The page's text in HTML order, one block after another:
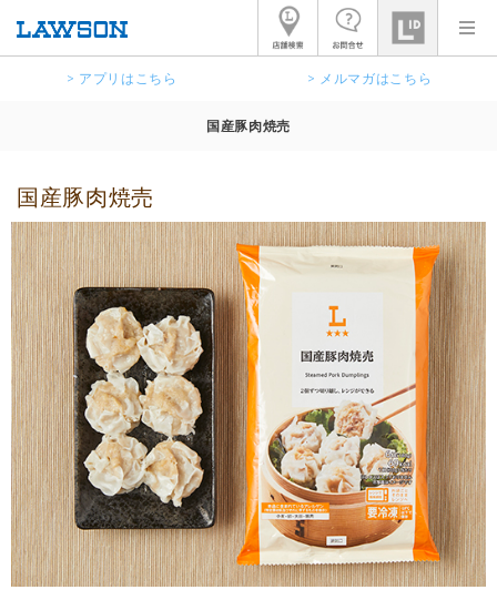
> アプリはこちら > メルマガはこちら
国産豚肉焼売
国産豚肉焼売